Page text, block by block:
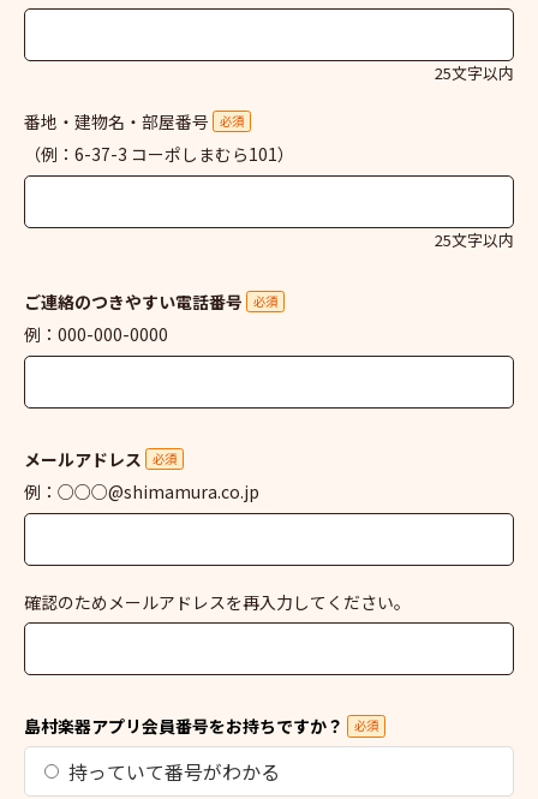
25文字以内
番地・建物名・部屋番号 必須
（例：6-37-3 コーポしまむら101）
25文字以内
ご連絡のつきやすい電話番号 必須
例：000-000-0000
メールアドレス 必須
例：○○○@shimamura.co.jp
確認のためメールアドレスを再入力してください。
島村楽器アプリ会員番号をお持ちですか？ 必須
持っていて番号がわかる